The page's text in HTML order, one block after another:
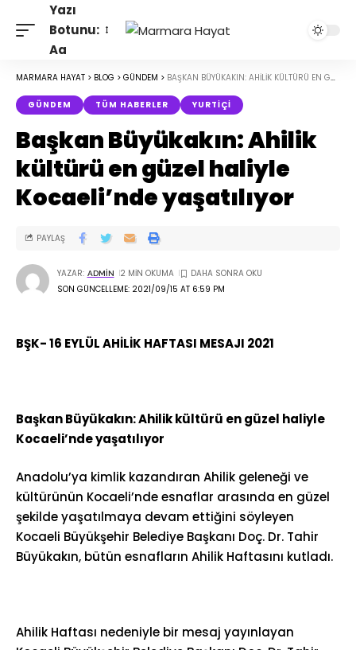
Yazı
Botunu:
Aa
MARMARA HAYAT > BLOG > GÜNDEM > BAŞKAN BÜYÜKAKIN: AHILIK KÜLTÜRÜ EN GÜZEL HALIYLE KOCAELI’NDE YAŞATILIYOR
GÜNDEM TÜM HABERLER YURTIÇI
Başkan Büyükakın: Ahilik
kültürü en güzel haliyle
Kocaeli’nde yaşatılıyor
SON GÜNCELLEME: 2021/09/15 AT 6:59 PM
YAZAR: ADMIN 2 MIN OKUMA
PAYLAŞ
BŞK- 16 EYLÜL AHİLİK HAFTASI MESAJI 2021
Başkan Büyükakın: Ahilik kültürü en güzel haliyle
Kocaeli’nde yaşatılıyor
Anadolu’ya kimlik kazandıran Ahilik geleneği ve
kültürünün Kocaeli’nde esnaflar arasında en güzel
şekilde yaşatılmaya devam ettiğini söyleyen
Kocaeli Büyükşehir Belediye Başkanı Doç. Dr. Tahir
Büyükakın, bütün esnafların Ahilik Haftasını kutladı.
Ahilik Haftası nedeniyle bir mesaj yayınlayan